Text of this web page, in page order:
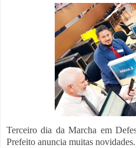
Terceiro dia da Marcha em
Prefeito anuncia muitas novidades.